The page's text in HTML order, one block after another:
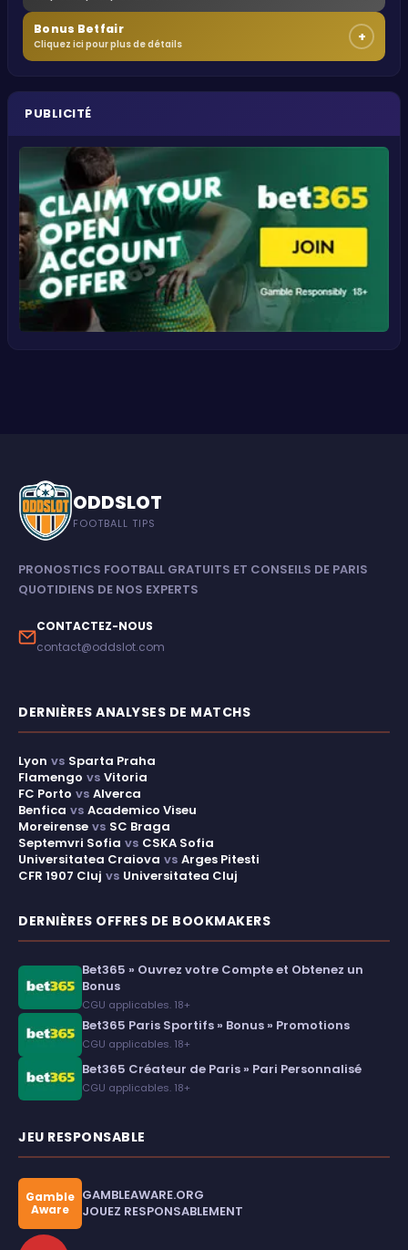
Bonus Betfair
Cliquez ici pour plus de détails +
PUBLICITÉ
ODDSLOT
FOOTBALL TIPS
PRONOSTICS FOOTBALL GRATUITS ET CONSEILS DE PARIS
QUOTIDIENS DE NOS EXPERTS
CONTACTEZ-NOUS
contact@oddslot.com
DERNIÈRES ANALYSES DE MATCHS
Lyon vs Sparta Praha
Flamengo vs Vitoria
FC Porto vs Alverca
Benfica vs Academico Viseu
Moreirense vs SC Braga
Septemvri Sofia vs CSKA Sofia
Universitatea Craiova vs Arges Pitesti
CFR 1907 Cluj vs Universitatea Cluj
DERNIÈRES OFFRES DE BOOKMAKERS
Bet365 » Ouvrez votre Compte et Obtenez un
Bonus
CGU applicables. 18+
Bet365 Paris Sportifs » Bonus » Promotions
CGU applicables. 18+
Bet365 Créateur de Paris » Pari Personnalisé
CGU applicables. 18+
JEU RESPONSABLE
Gamble
Aware
GAMBLEAWARE.ORG
JOUEZ RESPONSABLEMENT